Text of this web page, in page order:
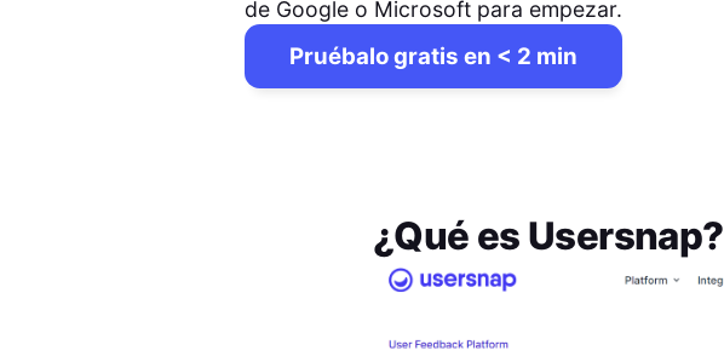
de Google o Microsoft para empezar.
Pruébalo gratis en < 2 min
¿Qué es Usersnap?